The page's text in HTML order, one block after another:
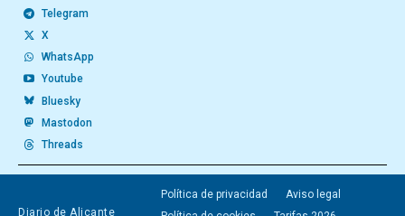
Telegram
X
WhatsApp
Youtube
Bluesky
Mastodon
Threads
Diario de Alicante
Política de privacidad
Aviso legal